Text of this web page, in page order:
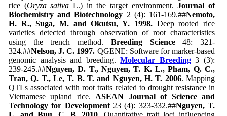
rice (Oryza sativaL.) in the target environment.Journal of
Biochemistry and Biotechnology 2 (4): 161-169.##Nemoto,
H. R., Suga, M. and Okutsu, Y. 1998.Deep rooted rice
varieties detected through observation of root characteristics
using the trench method. Breeding Science48: 321-
324.##Nelson, J. C. 1997. QGENE: Software for marker-based
genomic analysis and breeding.Molecular Breeding3 (3):
239-245.##Nguyen, D. T., Nguyen, T. K. L., Pham, Q. C.,
Tran, Q. T., Le, T. B. T. and Nguyen, H. T. 2006. Mapping
QTLs associated with root traits related to drought resistance in
Vietnamese upland rice. ASEAN Journal of Science and
Technology for Development23 (4): 323-332.##Nguyen, T.